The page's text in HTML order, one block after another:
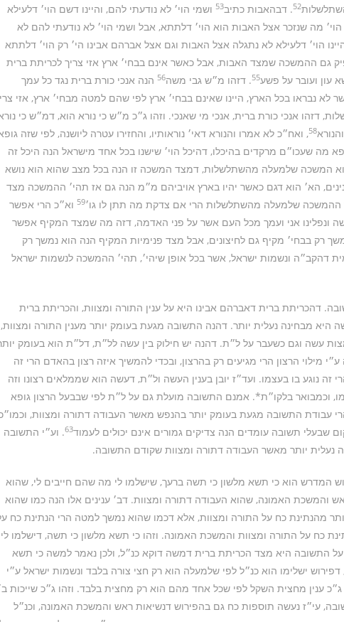
52. דבהאבות כתיב53 ושמי הוי׳ לא נודעתי להם, והיינו דשם הוי׳ דלעילא
מה שנזכר אצל האבות הוא הוי׳ דלתתא, אבל ושמי הוי׳ לא נודעתי להם לא
הוי׳ דלעילא לא נתגלה אצל האבות וגם אצל אברהם אבינו הי׳ רק הוי׳ דלתתא
גם ההמשכה שמצד האבות, אבל כאשר אינם בבחי׳ ארץ אזי צריך לכריתת ברית
עון ועובר על פשע55. דזהו מ״ש גבי משה56 הנה אנכי כורת ברית נגד כל עמך
לא נבראו בכל הארץ, היינו שאינם בבחי׳ ארץ לפי שהם למטה מבחי׳ ארץ, אזי
דזהו אנכי כורת ברית, אנכי מי שאנכי. וזהו ג״כ מ״ש כי נורא הוא, דמ״ש כי
58, ואח״כ לא אמרו והנורא דאי׳ נוראותיו, והחזירו עטרה ליושנה, לפי שזה
מה שעכו״ם מרקדים בהיכלו, דהיכל הוי׳ שישנו בכל אחד מישראל הנה היכל זה
דהוא המשכה שלמעלה מהשתלשלות, דמצד המשכה זו הנה בכל מצב שהוא הוא נושא
הא׳ הוא דגם כאשר יהיו בארץ אויביהם מ״מ הנה גם אז תהי׳ ההמשכה מצד
שלמעלה מהשתלשלות הרי אם צדקת מה תתן לו גו׳59 וא״כ הרי אפשר
ונפלינו אני ועמך מכל העם אשר על פני האדמה, דזה מה שמצד המקיף אפשר
רק בבחי׳ מקיף גם לחיצונים, אבל מצד פנימיות המקיף הנה הוא נמשך רק
דהקב״ה ונשמות ישראל, אשר בכל אופן שיהי׳, תהי׳ ההמשכה לנשמות ישראל
דהכריתת ברית דאברהם אבינו היא על ענין התורה ומצוות, והכריתת ברית
מבחינה נעלית יותר. דהנה התשובה מגעת בעומק יותר מענין התורה ומצוות,
עשה וגם כשעבר על ל״ת. דהנה יש חילוק בין עשה לל״ת, דל״ת הוא בעומק
מילוי הרצון הרי מגיעים רק בהרצון, ובכדי להמשיך איזה רצון בהאדם הרי זה
נוגע בו בעצמו. ועד״ז יובן בענין העשה ול״ת, דעשה הוא שממלאים רצונו וזה
וכמבואר בלקו״ת*. אמנם התשובה מועלת גם על ל״ת לפי שבבעל הרצון גופא
עבודת התשובה מגעת בעומק יותר בהנפש מאשר העבודה דתורה ומצוות,
שבעלי תשובה עומדים הנה צדיקים גמורים אינם יכולים לעמוד63. וע״י התשובה
נעלית יותר מאשר העבודה דתורה ומצוות שקודם התשובה.
המדרש הוא כי תשא מלשון כי תשה ברעך, שישלמו לי מה שהם חייבים לי, שהוא
והמשכת האמונה, שהוא העבודה דתורה ומצוות. דב׳ ענינים אלו הנה כמו שהוא
מהנתינת כח על התורה ומצוות, אלא דכמו שהוא נמשך למטה הרי הנתינת כח
על התורה ומצוות והמשכת האמונה. וזהו כי תשא מלשון כי תשה, דישלמו לי
התשובה היא מצד הכריתת ברית דמשה דוקא כנ״ל, ולכן נאמר למשה כי תשא
ישלימו הוא כנ״ל לפי שלמעלה הוא רק חצי צורה בלבד ונשמות ישראל ע״י
ענין מחצית השקל לפי שכל אחד מהם הוא רק מחצית בלבד. וזהו ג״כ שייכות
עי״ז נעשה תוספות כח גם בהפירוש דנשיאות ראש והמשכת האמונה, וכנ״ל